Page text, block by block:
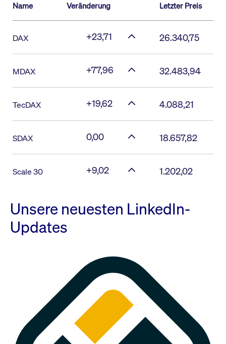
Name Veränderung Letzter Preis
DAX +23,71 26.340,75
MDAX +77,96 32.483,94
TecDAX +19,62 4.088,21
SDAX 0,00 18.657,82
Scale 30 +9,02 1.202,02
Unsere neuesten LinkedIn-
Updates